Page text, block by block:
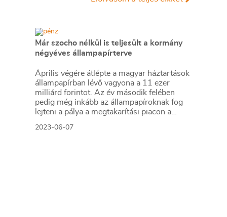
Már szocho nélkül is teljesült a kormány
négyéves állampapírterve
Április végére átlépte a magyar háztartások
állampapírban lévő vagyona a 11 ezer
milliárd forintot. Az év második felében
pedig még inkább az állampapíroknak fog
lejteni a pálya a megtakarítási piacon a
2023-06-07